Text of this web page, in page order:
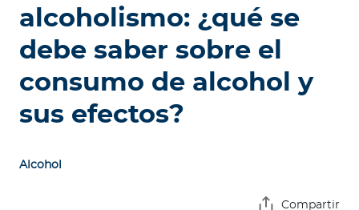
n
alcoholismo: ¿qué se
debe saber sobre el
consumo de alcohol y
sus efectos?
Alcohol
Compartir